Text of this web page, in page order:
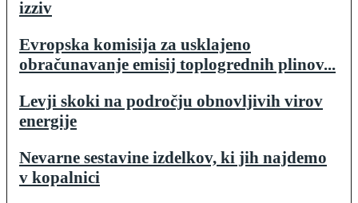
izziv
Evropska komisija za usklajeno
obračunavanje emisij toplogrednih plinov...
Levji skoki na področju obnovljivih virov
energije
Nevarne sestavine izdelkov, ki jih najdemo
v kopalnici